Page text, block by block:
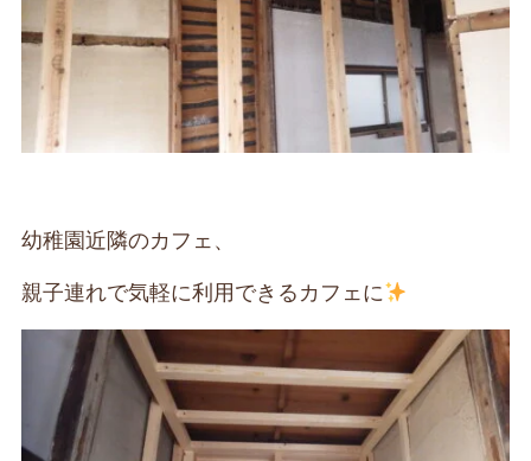
幼稚園近隣のカフェ、
親子連れで気軽に利用できるカフェに